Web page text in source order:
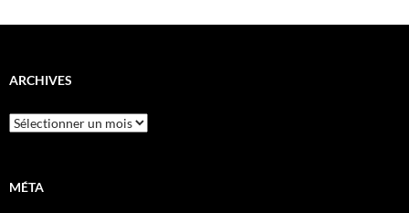
ARCHIVES
Archives
MÉTA